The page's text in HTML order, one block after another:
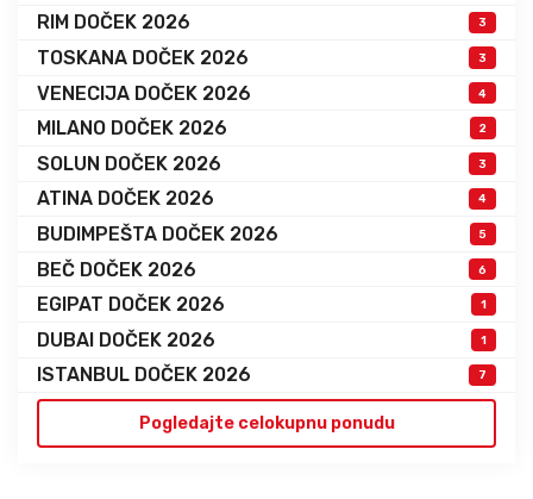
RIM DOČEK 2026 3
TOSKANA DOČEK 2026 3
VENECIJA DOČEK 2026 4
MILANO DOČEK 2026 2
SOLUN DOČEK 2026 3
ATINA DOČEK 2026 4
BUDIMPEŠTA DOČEK 2026 5
BEČ DOČEK 2026 6
EGIPAT DOČEK 2026 1
DUBAI DOČEK 2026 1
ISTANBUL DOČEK 2026 7
Pogledajte celokupnu ponudu